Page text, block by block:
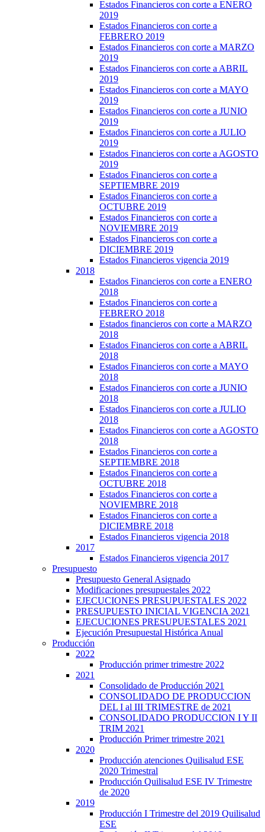
Estados Financieros con corte a ENERO
2019
Estados Financieros con corte a
FEBRERO 2019
Estados Financieros con corte a MARZO
2019
Estados Financieros con corte a ABRIL
2019
Estados Financieros con corte a MAYO
2019
Estados Financieros con corte a JUNIO
2019
Estados Financieros con corte a JULIO
2019
Estados Financieros con corte a AGOSTO
2019
Estados Financieros con corte a
SEPTIEMBRE 2019
Estados Financieros con corte a
OCTUBRE 2019
Estados Financieros con corte a
NOVIEMBRE 2019
Estados Financieros con corte a
DICIEMBRE 2019
Estados Financieros vigencia 2019
2018
Estados Financieros con corte a ENERO
2018
Estados Financieros con corte a
FEBRERO 2018
Estados financieros con corte a MARZO
2018
Estados Financieros con corte a ABRIL
2018
Estados Financieros con corte a MAYO
2018
Estados Financieros con corte a JUNIO
2018
Estados Financieros con corte a JULIO
2018
Estados Financieros con corte a AGOSTO
2018
Estados Financieros con corte a
SEPTIEMBRE 2018
Estados Financieros con corte a
OCTUBRE 2018
Estados Financieros con corte a
NOVIEMBRE 2018
Estados Financieros con corte a
DICIEMBRE 2018
Estados Financieros vigencia 2018
2017
Estados Financieros vigencia 2017
Presupuesto
Presupuesto General Asignado
Modificaciones presupuestales 2022
EJECUCIONES PRESUPUESTALES 2022
PRESUPUESTO INICIAL VIGENCIA 2021
EJECUCIONES PRESUPUESTALES 2021
Ejecución Presupuestal Histórica Anual
Producción
2022
Producción primer trimestre 2022
2021
Consolidado de Producción 2021
CONSOLIDADO DE PRODUCCION
DEL I al III TRIMESTRE de 2021
CONSOLIDADO PRODUCCION I Y II
TRIM 2021
Producción Primer trimestre 2021
2020
Producción atenciones Quilisalud ESE
2020 Trimestral
Producción Quilisalud ESE IV Trimestre
de 2020
2019
Producción I Trimestre del 2019 Quilisalud
ESE